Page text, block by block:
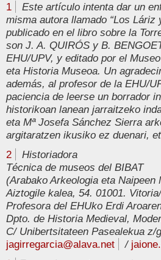
1
Este artículo intenta dar un
misma autora llamado “Los Láriz
publicado en el libro sobre la
son J. A. QUIRÓS y B.
EHU/UPV, y editado por el
eta Historia Museoa. Un
además, al profesor de la EHU/
paciencia de leerse un borrador
historikoan lanean jarraitzeko
eta Mª Josefa Sánchez Sierra
argitaratzen ikusiko ez duenari,
2
Historiadora
Técnica de museos del BIBAT
(Arabako Arkeologia eta
Aiztogile kalea, 54. 01001.
Profesora del EHUko Erdi
Dpto. de Historia Medieval,
C/ Unibertsitateen Pasealekua z/
jagirregarcia@alava.net
/